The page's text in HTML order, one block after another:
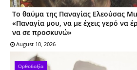
Το θαύμα της Παναγίας Ελεούσας
«Παναγία μου, να με έχεις γερό να
να σε προσκυνώ»
August 10, 2026
Ορθοδοξία